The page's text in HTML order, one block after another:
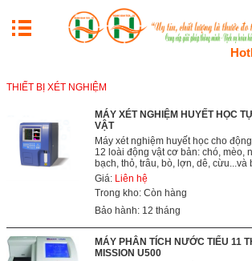
THIẾT BỊ XÉT NGHIỆM
MÁY XÉT NGHIỆM HUYẾT HỌC
VẬT
Máy xét nghiệm huyết học cho
12 loài động vật cơ bản: chó, mèo,
bạch, thỏ, trâu, bò, lợn, dê, cừu...và
Giá: Liên hệ
Trong kho: Còn hàng
Bảo hành: 12 tháng
MÁY PHÂN TÍCH NƯỚC TIỂU 11
MISSION U500